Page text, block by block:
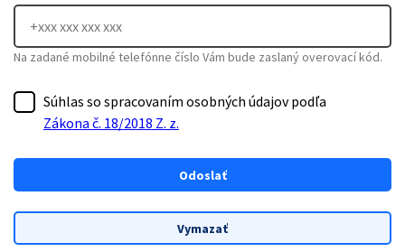
Na zadané mobilné telefónne číslo Vám bude zaslaný overovací kód.
Súhlas so spracovaním osobných údajov podľa
Zákona č. 18/2018 Z. z.